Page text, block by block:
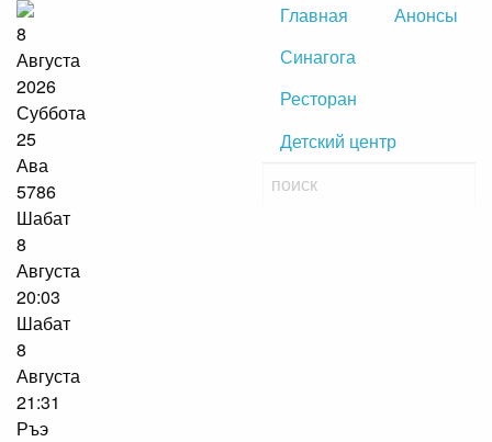
8
Августа
2026
Суббота
25
Ава
5786
Шабат
8
Августа
20:03
Шабат
8
Августа
21:31
Ръэ
Главная
Анонсы
Синагога
Ресторан
Детский центр